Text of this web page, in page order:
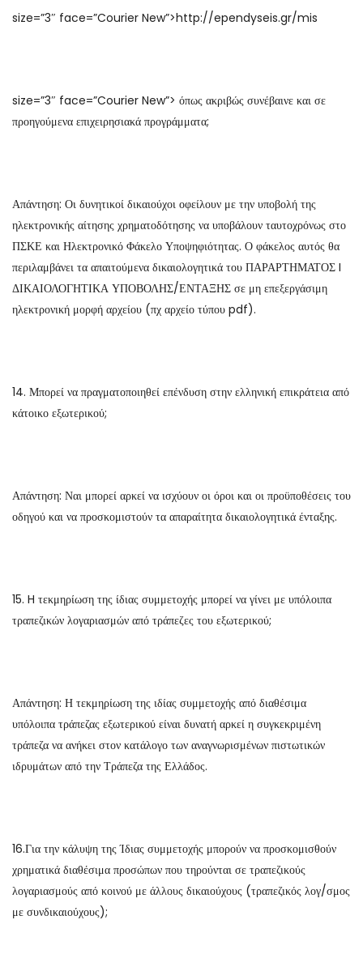
size=”3″ face=”Courier New”>http://ependyseis.gr/mis
size=”3″ face=”Courier New”> όπως ακριβώς συνέβαινε και σε
προηγούμενα επιχειρησιακά προγράμματα;
Απάντηση: Οι δυνητικοί δικαιούχοι οφείλουν με την υποβολή της
ηλεκτρονικής αίτησης χρηματοδότησης να υποβάλουν ταυτοχρόνως στο
ΠΣΚΕ και Ηλεκτρονικό Φάκελο Υποψηφιότητας. Ο φάκελος αυτός θα
περιλαμβάνει τα απαιτούμενα δικαιολογητικά του ΠΑΡΑΡΤΗΜΑΤΟΣ I
ΔΙΚΑΙΟΛΟΓΗΤΙΚΑ ΥΠΟΒΟΛΗΣ/ΕΝΤΑΞΗΣ σε μη επεξεργάσιμη
ηλεκτρονική μορφή αρχείου (πχ αρχείο τύπου pdf).
14. Μπορεί να πραγματοποιηθεί επένδυση στην ελληνική επικράτεια από
κάτοικο εξωτερικού;
Απάντηση: Ναι μπορεί αρκεί να ισχύουν οι όροι και οι προϋποθέσεις του
οδηγού και να προσκομιστούν τα απαραίτητα δικαιολογητικά ένταξης.
15. H τεκμηρίωση της ίδιας συμμετοχής μπορεί να γίνει με υπόλοιπα
τραπεζικών λογαριασμών από τράπεζες του εξωτερικού;
Απάντηση: Η τεκμηρίωση της ιδίας συμμετοχής από διαθέσιμα
υπόλοιπα τράπεζας εξωτερικού είναι δυνατή αρκεί η συγκεκριμένη
τράπεζα να ανήκει στον κατάλογο των αναγνωρισμένων πιστωτικών
ιδρυμάτων από την Τράπεζα της Ελλάδος.
16.Για την κάλυψη της Ίδιας συμμετοχής μπορούν να προσκομισθούν
χρηματικά διαθέσιμα προσώπων που τηρούνται σε τραπεζικούς
λογαριασμούς από κοινού με άλλους δικαιούχους (τραπεζικός λογ/σμος
με συνδικαιούχους);